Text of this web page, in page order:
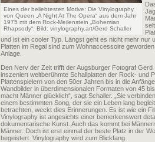
Eines der beliebtesten Motive: Die Vinylography
von Queen „A Night At The Opera“ aus dem Jahr
1975 mit dem Rock-Meilenstein „Bohemian
Rhapsody“. Bild: vinylography.art/Gerd Schaller
und ist ein cooler Typ. Längst geht es nicht mehr nur
Platten im Regal sind zum Wohnaccessoire
Anlage.
Den Nerv der Zeit trifft der Augsburger Fotograf
inszeniert weltberühmte Schallplatten der Rock- und
Plattenspielern von den 50er Jahren bis in die
Wandbilder in überdimensionalen Formaten von 45
macht Männer glücklich“, sagt Schaller. „Sie
einem bestimmten Song, der sie ein Leben lang
betrachten, weckt dies Erinnerungen. Es ist wie ein
Vinylography ist angesichts einer bemerkenswert
dokumentarische Kunst. Auch das kommt bei
Männer. Doch ist erst einmal der beste Platz in der
begeistert. Vinylography wird zum Blickfang.